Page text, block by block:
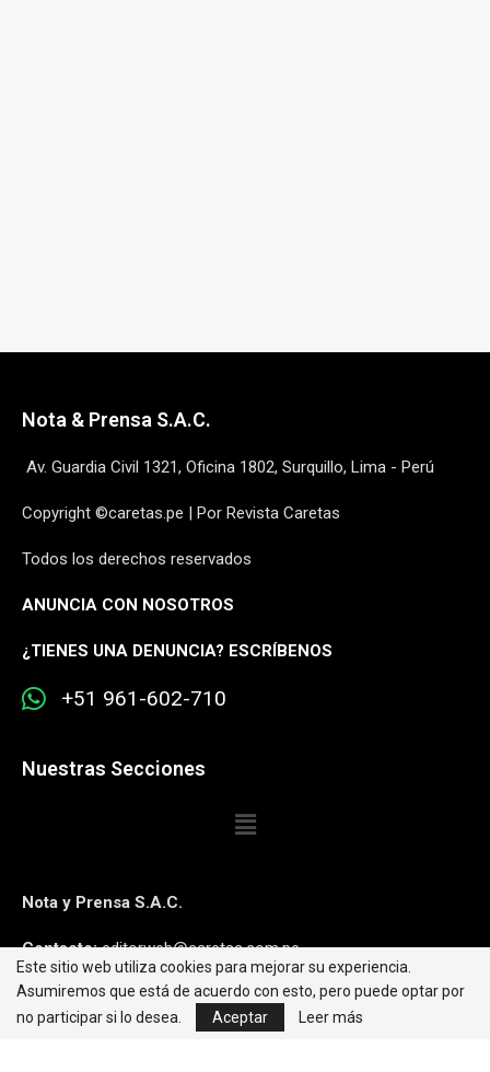
Nota & Prensa S.A.C.
Av. Guardia Civil 1321, Oficina 1802, Surquillo, Lima - Perú
Copyright ©caretas.pe | Por Revista Caretas
Todos los derechos reservados
ANUNCIA CON NOSOTROS
¿TIENES UNA DENUNCIA? ESCRÍBENOS
+51 961-602-710
Nuestras Secciones
Nota y Prensa S.A.C.
Contacto:editorweb@caretas.com.pe
Síguenos:
Este sitio web utiliza cookies para mejorar su experiencia.
Asumiremos que está de acuerdo con esto, pero puede optar por
no participar si lo desea.
Aceptar Leer más